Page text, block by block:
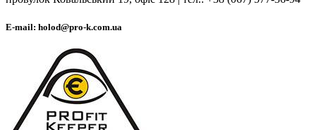
E-mail: holod@pro-k.com.ua